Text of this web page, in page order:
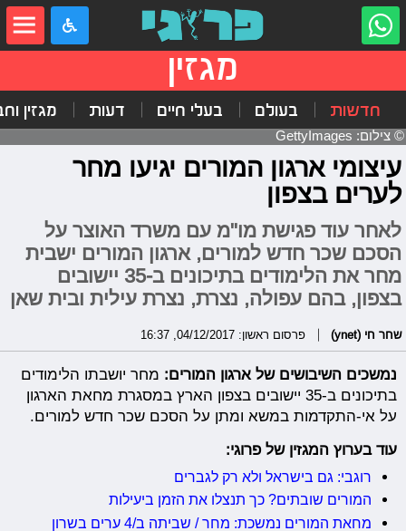
מגזין
חדשות בעולם בעלי חיים דעות מגזין
© צילום: GettyImages
עיצומי ארגון המורים יגיעו מחר
לערים בצפון
לאחר עוד פגישת מו"מ עם משרד האוצר על
הסכם שכר חדש למורים, ארגון המורים ישבית
מחר את הלימודים בתיכונים ב-35 יישובים
בצפון, בהם עפולה, נצרת, נצרת עילית ובית שאן
שחר חי (ynet) פרסום ראשון: 04/12/2017, 16:37
נמשכים השיבושים של ארגון המורים: מחר יושבתו הלימודים
בתיכונים ב-35 יישובים בצפון הארץ במסגרת מחאת הארגון
על אי-התקדמות במשא ומתן על הסכם שכר חדש למורים.
עוד בערוץ המגזין של פרוגי:
רוגבי: גם בישראל ולא רק לגברים
המורים שובתים? כך תנצלו את הזמן ביעילות
מחאת המורים נמשכת: מחר / שביתה ב/4 ערים בשרון